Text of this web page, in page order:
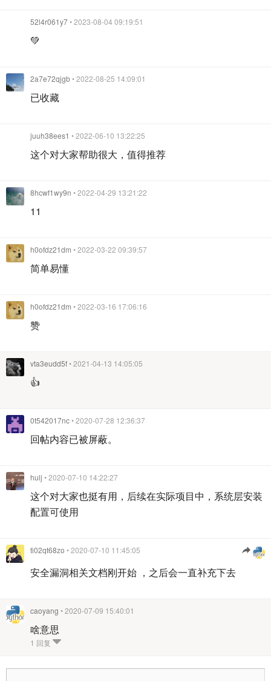
52l4r061y7• 2023-08-04 09:19:51
💚
2a7e72qjgb• 2022-08-25 14:09:01
已收藏
juuh38ees1 • 2022-06-10 13:22:25
这个对大家帮助很大，值得推荐
8hcwf1wy9n • 2022-04-29 13:21:22
11
h0ofdz21dm • 2022-03-22 09:39:57
简单易懂
h0ofdz21dm • 2022-03-16 17:06:16
赞
vta3eudd5f• 2021-04-13 14:05:05
👍
0t542017nc• 2020-07-28 12:36:37
回帖内容已被屏蔽。
hulj • 2020-07-10 14:22:27
这个对大家也挺有用，后续在实际项目中，系统层安装
配置可使用
ti02qt68zo • 2020-07-10 11:45:05
安全漏洞相关文档刚开始 ，之后会一直补充下去
caoyang • 2020-07-09 15:40:01
啥意思
1 回复